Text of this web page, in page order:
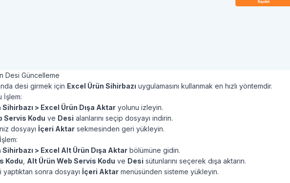
Desi Güncelleme
desi girmek için Excel Ürün Sihirbazı uygulamasını kullanmak en hızlı yöntemdir.
İşlem:
> Excel Ürün Dışa Aktar yolunu izleyin.
Servis Kodu ve Desi alanlarını seçip dosyayı indirin.
dosyayı İçeri Aktar sekmesinden geri yükleyin.
> Excel Alt Ürün Dışa Aktar bölümüne gidin.
Kodu Alt Ürün Web Servis Kodu ve Desi sütunlarını seçerek dışa aktarın.
sonra dosyayı İçeri Aktar menüsünden sisteme yükleyin.